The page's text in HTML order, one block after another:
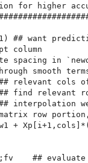
for higher
## want
column
spacing in
smooth
relevant cols
find relevant
interpolation
row
+
## evaluate